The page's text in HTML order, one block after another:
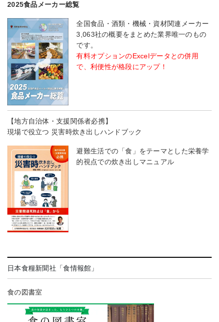
2025食品メーカー総覧
全国食品・酒類・機械・資材関連メーカー
3,063社の概要をまとめた業界唯一のもの
です。
有料オプションのExcelデータとの併用
で、利便性が格段にアップ！
【地方自治体・支援関係者必携】
現場で役立つ 災害時炊き出しハンドブック
避難生活での「食」をテーマとした栄養学
的視点での炊き出しマニュアル
日本食糧新聞社「食情報館」
食の図書室